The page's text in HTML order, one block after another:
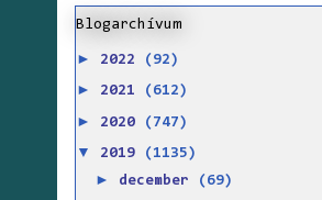
Torokgyulladás kezelése
Torokfájás kezelése
Tüszős mandulagyulladás
Blogarchívum
► 2022 (92)
► 2021 (612)
► 2020 (747)
▼ 2019 (1135)
► december (69)